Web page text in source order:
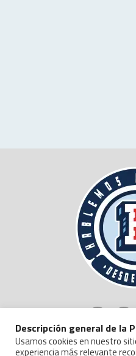
Descripción general de la
Usamos cookies en nuestro
experiencia más relevante